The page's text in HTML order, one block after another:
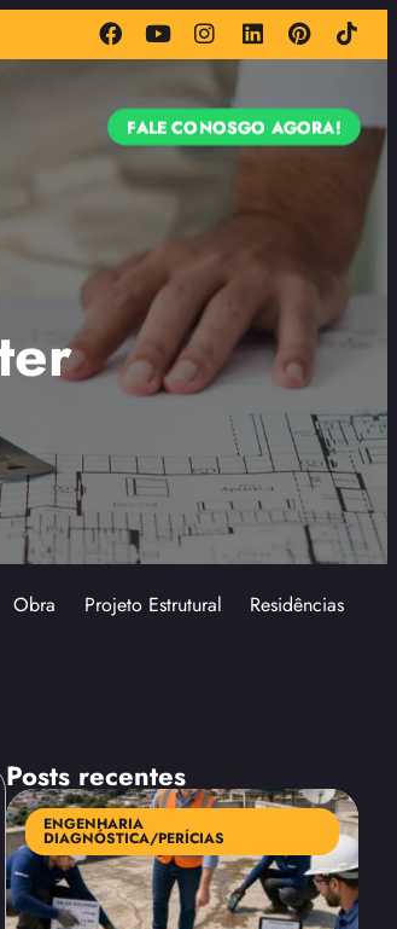
FALE CONOSGO AGORA!
Obra Projeto Estrutural Residências
Posts recentes
ENGENHARIA
DIAGNÓSTICA/PERÍCIAS